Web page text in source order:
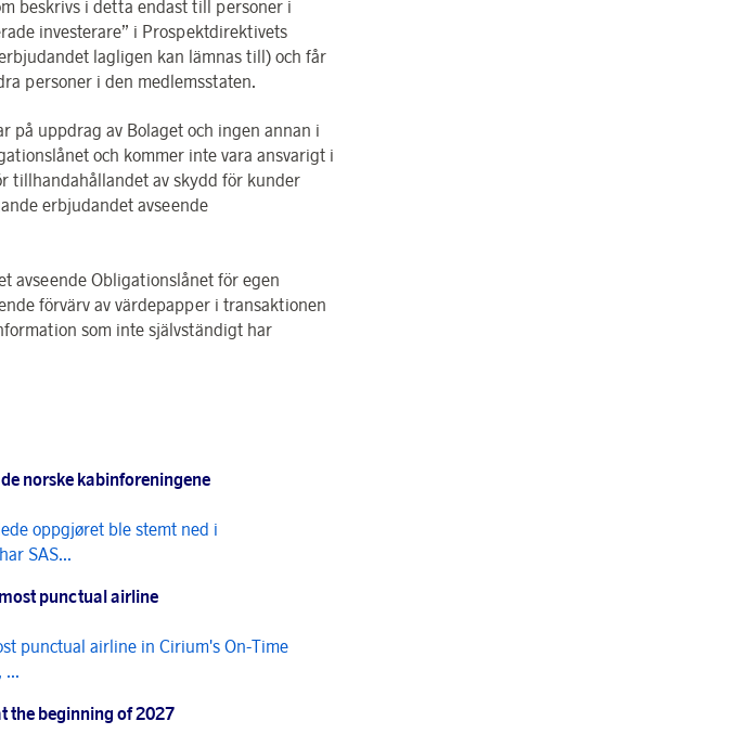
beskrivs i detta endast till personer i
investerare” i Prospektdirektivets
lagligen kan lämnas till) och får
personer i den medlemsstaten.
på uppdrag av Bolaget och ingen annan i
och kommer inte vara ansvarigt i
tillhandahållandet av skydd för kunder
erbjudandet avseende
avseende Obligationslånet för egen
förvärv av värdepapper i transaktionen
som inte självständigt har
norske kabinforeningene
oppgjøret ble stemt ned i
SAS...
punctual airline
punctual airline in Cirium's On-Time
...
the beginning of 2027